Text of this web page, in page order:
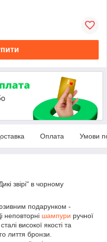
Оплата Умови
звірі" в чорному
подарунком -
неповторні шампури ручної
високої якості та
лиття бронзи.